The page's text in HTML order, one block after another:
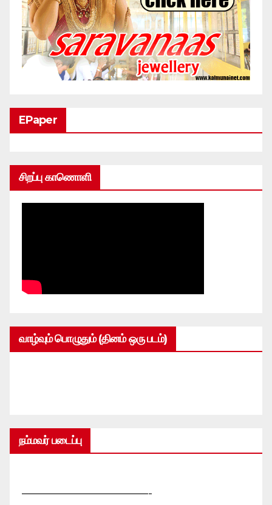
EPaper
சிறப்பு காணொளி
வாழ்வும் பொழுதும் (தினம் ஒரு படம்)
நம்மவர் படைப்பு
—————————————-